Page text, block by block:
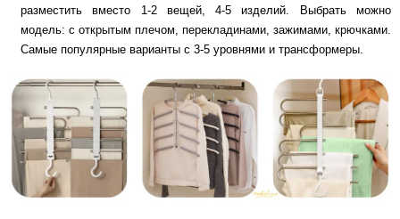
разместить вместо 1-2 вещей, 4-5 изделий. Выбрать можно
модель: с открытым плечом, перекладинами, зажимами, крючками.
Самые популярные варианты с 3-5 уровнями и трансформеры.